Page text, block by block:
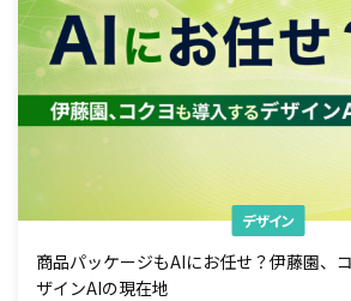
デザイン
商品パッケージもAIにお任せ？伊藤園、
ザインAIの現在地